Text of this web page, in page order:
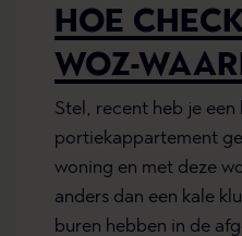
HOE
WOZ-
Stel, recent heb je een
portiekappartement
woning en met deze
anders dan een kale
buren hebben in de